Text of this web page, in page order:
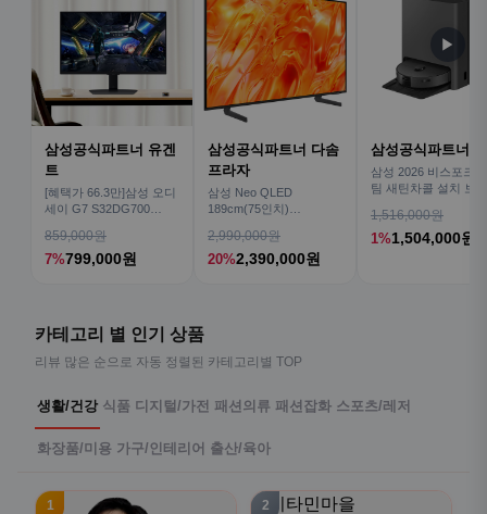
삼성공식파트너 유겐
트
[혜택가 66.3만]삼성 오디
세이 G7 S32DG700
859,000원
7%799,000원
삼성공식파트너 다솜
프라자
삼성 Neo QLED
189cm(75인치)
TV
2,990,000원
20%2,390,000원
삼성공식파트너
삼성 2026 비스포크
팀 새틴차콜 설치 보
1,516,000원
1%1,504,000원
▶
카테고리 별 인기 상품
리뷰 많은 순으로 자동 정렬된 카테고리별 TOP
생활/건강 식품 디지털/가전 패션의류 패션잡화 스포츠/레저
화장품/미용 가구/인테리어 출산/육아
1 2